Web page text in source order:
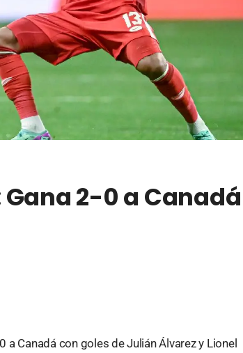
2-0 a Canadá
Canadá con goles de Julián Álvarez y Lionel